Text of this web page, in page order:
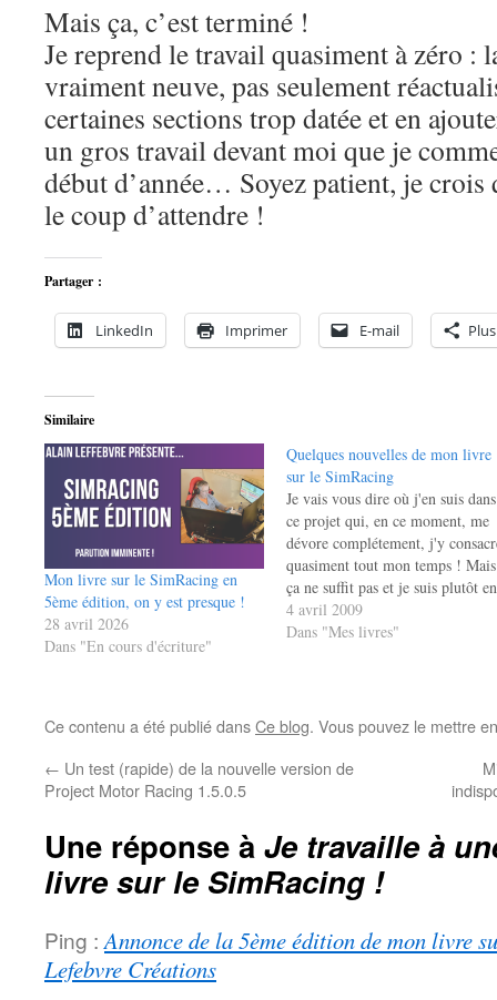
Mais ça, c’est terminé !
Je reprend le travail quasiment à zéro :
vraiment neuve, pas seulement
certaines sections trop datée et en
un gros travail devant moi que je
début d’année… Soyez patient, je crois
le coup d’attendre !
Partager :
LinkedIn Imprimer E-mail Plus
Similaire
Mon livre sur le SimRacing en
5ème édition, on y est presque !
28 avril 2026
Dans "En cours d'écriture"
Quelques nouvelles de mon livre
sur le SimRacing
Je vais vous dire où j'en suis dans
ce projet qui, en ce moment, me
dévore complétement, j'y
quasiment tout mon temps ! Mais
ça ne suffit pas et je suis plutôt en
retard... Nous avions prévu que
l'ouvrage serait terminé fin avril
4 avril 2009
Dans "Mes livres"
Ce contenu a été publié dansCe blog. Vous pouvez le mettre
← Un test (rapide) de la nouvelle version de
Project Motor Racing 1.5.0.5
Une réponse à Je travaille à
livre sur le SimRacing !
Ping : Annonce de la 5ème édition de mon livre
Lefebvre Créations